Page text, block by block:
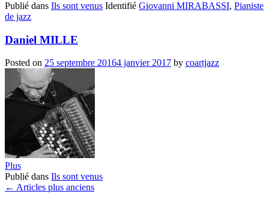
Publié dans Ils sont venus Identifié Giovanni MIRABASSI, Pianiste
de jazz
Daniel MILLE
Posted on 25 septembre 20164 janvier 2017 by coartjazz
Plus
Publié dans Ils sont venus
Navigation
← Articles plus anciens